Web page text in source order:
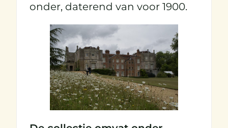
onder, daterend van voor 1900.